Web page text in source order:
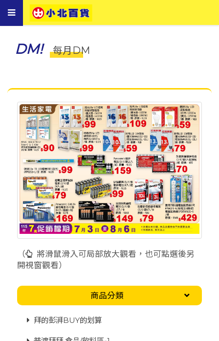
Toggle
navigation
DM! 每月DM
（
將滑鼠滑入可局部放大觀看，也可點選後另
開視窗觀看）
商品分類
拜的彭湃BUY的划算